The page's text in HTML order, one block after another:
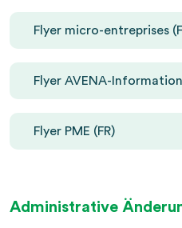
Flyer micro-entreprises
Flyer AVENA-
Flyer PME (FR)
Administrative